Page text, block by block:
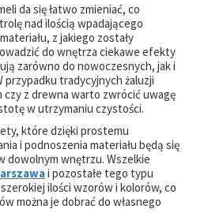
da się łatwo zmieniać, co
nad ilością wpadającego
z jakiego zostały
do wnętrza ciekawe efekty
zarówno do nowoczesnych, jak i
przypadku tradycyjnych żaluzji
czy z drewna warto zwrócić uwagę
w utrzymaniu czystości.
które dzięki prostemu
i podnoszenia materiału będą się
dowolnym wnętrzu. Wszelkie
i pozostałe tego typu
ilości wzorów i kolorów, co
można je dobrać do własnego